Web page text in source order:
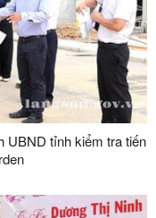
UBND tỉnh kiểm tra tiến